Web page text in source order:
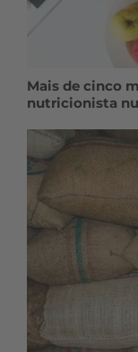
Mais de cinco
nutricionista